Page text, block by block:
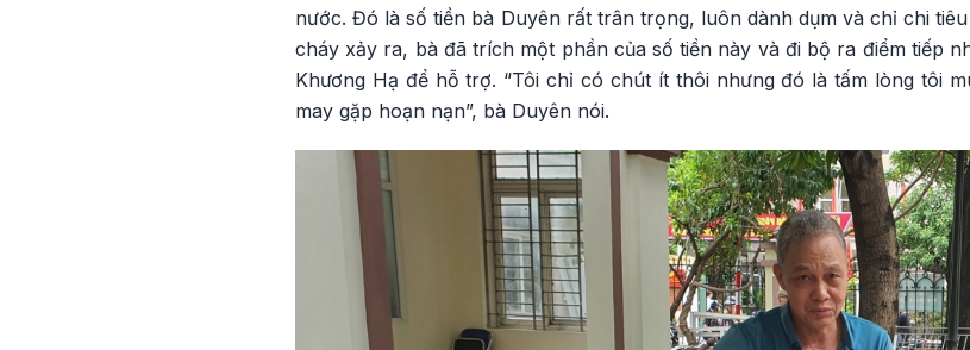
nước. Đó là số tiền bà Duyên rất trân trọng, luôn dành dụm và chỉ chi
cháy xảy ra, bà đã trích một phần của số tiền này và đi bộ ra điểm tiếp
Khương Hạ để hỗ trợ. “Tôi chỉ có chút ít thôi nhưng đó là tấm lòng tôi
may gặp hoạn nạn”, bà Duyên nói.